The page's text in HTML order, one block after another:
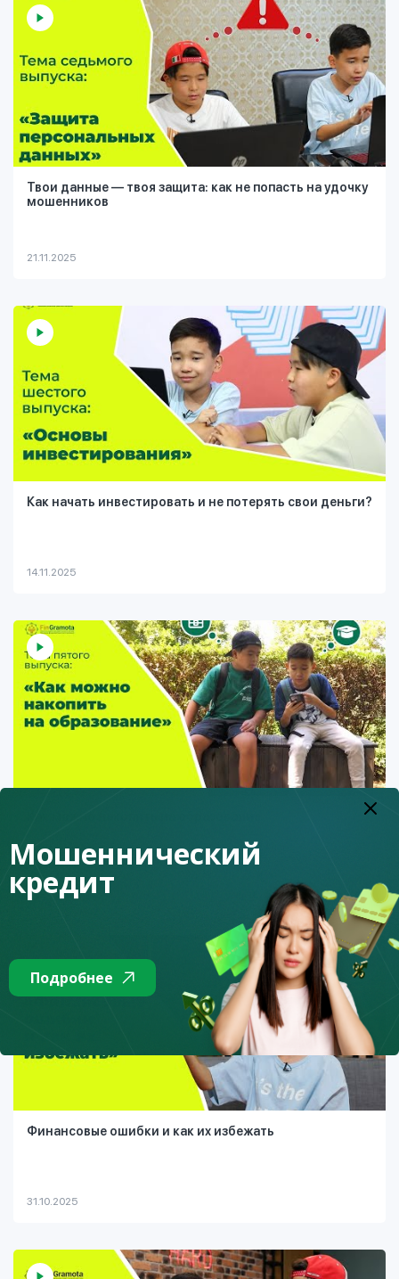
Твои данные — твоя защита: как не попасть на удочку
мошенников
21.11.2025
Как начать инвестировать и не потерять свои деньги?
14.11.2025
7.11.2025
Финансовые ошибки и как их избежать
31.10.2025
Мошеннический
кредит
Подробнее